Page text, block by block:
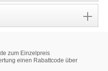
zum Einzelpreis
einen Rabattcode über